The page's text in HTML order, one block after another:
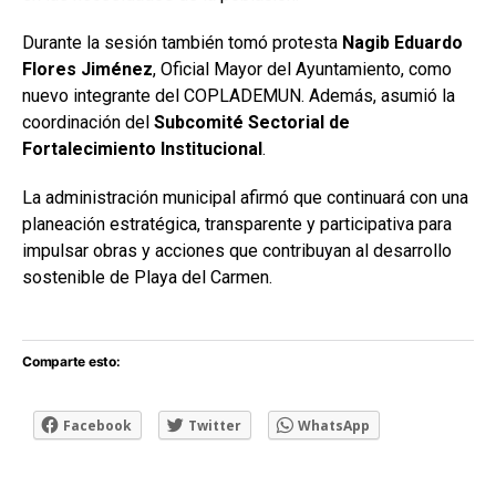
Durante la sesión también tomó protesta Nagib Eduardo
Flores Jiménez, Oficial Mayor del Ayuntamiento, como
nuevo integrante del COPLADEMUN. Además, asumió la
coordinación del Subcomité Sectorial de
Fortalecimiento Institucional .
La administración municipal afirmó que continuará con una
planeación estratégica, transparente y participativa para
impulsar obras y acciones que contribuyan al desarrollo
sostenible de Playa del Carmen.
Comparte esto:
Facebook Twitter WhatsApp